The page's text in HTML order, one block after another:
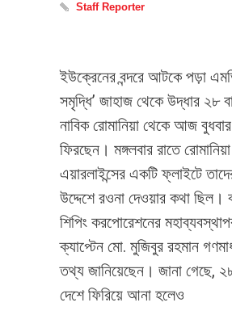
Staff Reporter
ইউক্রেনের বন্দরে আটকে পড়া
সমৃদ্ধি’ জাহাজ থেকে উদ্ধার ২৮
নাবিক রোমানিয়া থেকে আজ
ফিরছেন। মঙ্গলবার রাতে
এয়ারলাইন্সের একটি ফ্লাইটে
উদ্দেশে রওনা দেওয়ার কথা ছিল।
শিপিং করপোরেশনের
ক্যাপ্টেন মো. মুজিবুর রহমান
তথ্য জানিয়েছেন। জানা গেছে,
দেশে ফিরিয়ে আনা হলেও